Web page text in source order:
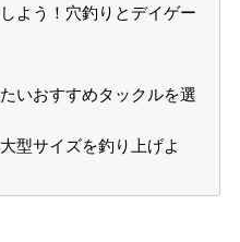
よう！穴釣りとデイゲー
いおすすめタックルを選
型サイズを釣り上げよ